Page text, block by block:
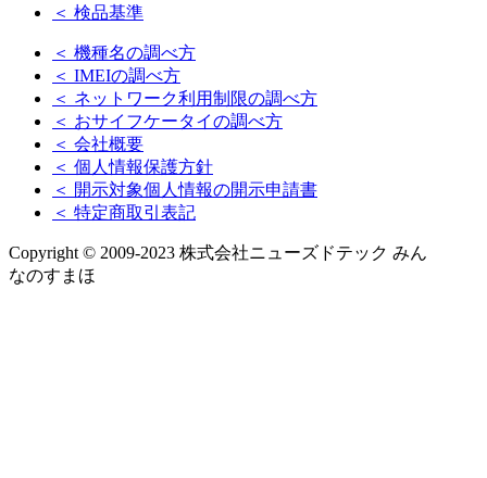
＜ 検品基準
＜ 機種名の調べ方
＜ IMEIの調べ方
＜ ネットワーク利用制限の調べ方
＜ おサイフケータイの調べ方
＜ 会社概要
＜ 個人情報保護方針
＜ 開示対象個人情報の開示申請書
＜ 特定商取引表記
Copyright © 2009-2023 株式会社ニューズドテック みん
なのすまほ